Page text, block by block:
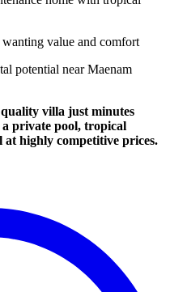
value and comfort
potential near Maenam
villa just minutes
private pool, tropical
highly competitive prices.